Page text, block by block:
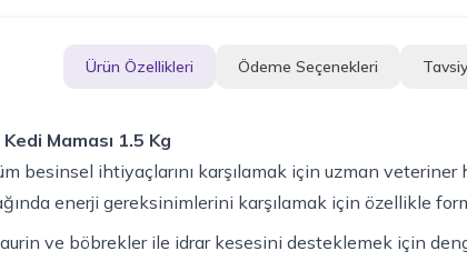
Ürün Özellikleri Ödeme Seçenekleri
Maması 1.5 Kg
besinsel ihtiyaçlarını karşılamak için uzman
enerji gereksinimlerini karşılamak için özellikle
ve böbrekler ile idrar kesesini desteklemek için